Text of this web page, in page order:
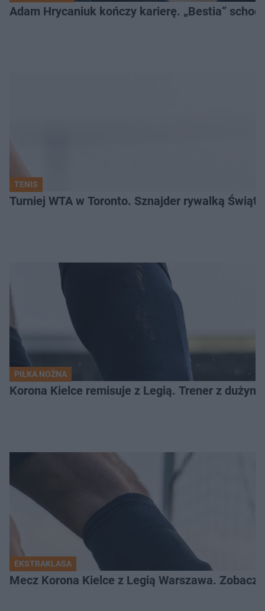
Adam Hrycaniuk kończy karierę. „Bestia”
TENIS
Turniej WTA w Toronto. Sznajder rywalką
PIŁKA NOŻNA
Korona Kielce remisuje z Legią. Trener z dużym
EKSTRAKLASA
Mecz Korona Kielce z Legią Warszawa. Zobacz